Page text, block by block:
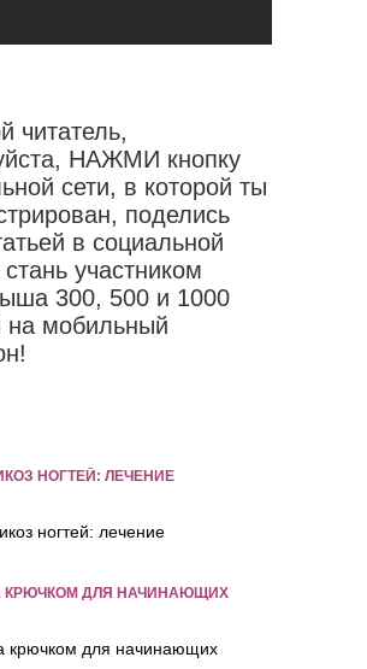
читатель,
НАЖМИ кнопку
сети, в которой ты
поделись
в социальной
участником
300, 500 и 1000
на мобильный
НОГТЕЙ: ЛЕЧЕНИЕ
КРЮЧКОМ ДЛЯ НАЧИНАЮЩИХ